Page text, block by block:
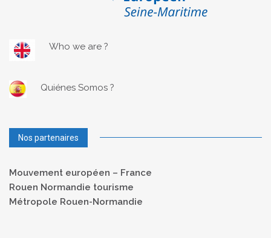
Who we are ?
Quiénes Somos ?
Nos partenaires
Mouvement européen – France
Rouen Normandie tourisme
Métropole Rouen-Normandie